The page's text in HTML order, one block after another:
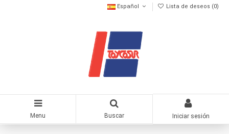
Español Lista de deseos (0)
Menu Buscar Iniciar sesión